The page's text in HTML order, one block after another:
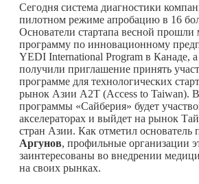
Сегодня система диагностики
пилотном режиме апробацию в 16
Основатели стартапа весной
программу по инновационному
YEDI International Program в Канаде,
получили приглашение принять
программе для технологических
рынок Азии A2T (Access to Taiwan).
программы «Сайберия» будет
акселераторах и выйдет на рынок
стран Азии. Как отметил основатель
Аргунов, профильные организации
заинтересованы во внедрении
на своих рынках.